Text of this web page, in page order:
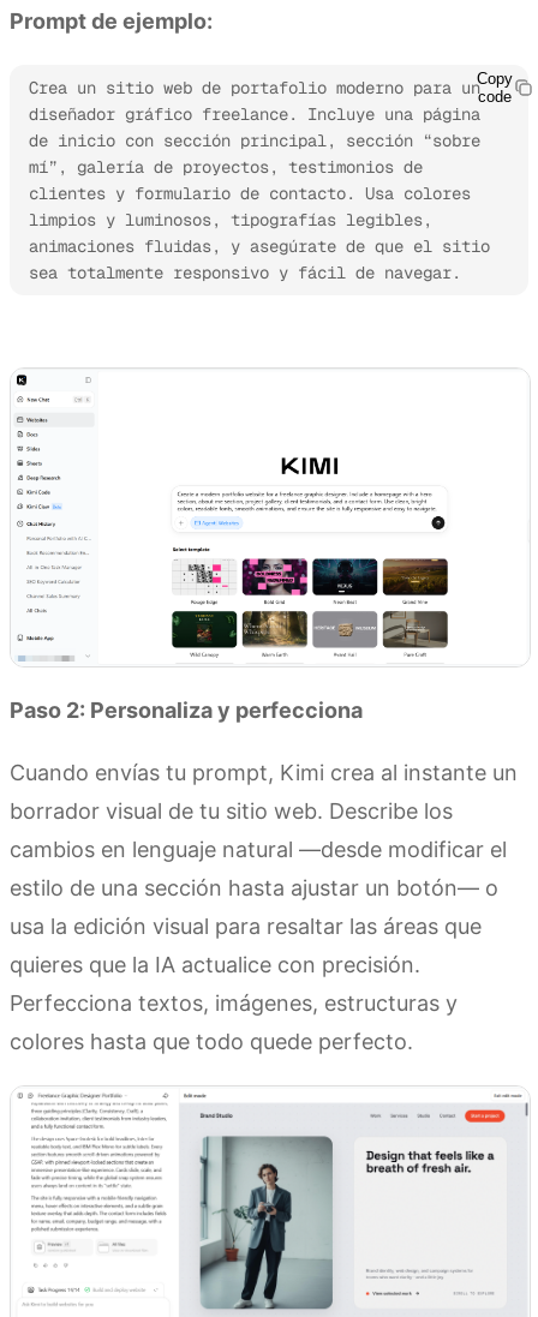
Prompt de ejemplo:
Crea un sitio web de portafolio moderno para un
diseñador gráfico freelance. Incluye una página
de inicio con sección principal, sección “sobre
mí”, galería de proyectos, testimonios de
clientes y formulario de contacto. Usa colores
limpios y luminosos, tipografías legibles,
animaciones fluidas, y asegúrate de que el sitio
sea totalmente responsivo y fácil de navegar.
Copy
code
Paso 2: Personaliza y perfecciona
Cuando envías tu prompt, Kimi crea al instante un
borrador visual de tu sitio web. Describe los
cambios en lenguaje natural —desde modificar el
estilo de una sección hasta ajustar un botón— o
usa la edición visual para resaltar las áreas que
quieres que la IA actualice con precisión.
Perfecciona textos, imágenes, estructuras y
colores hasta que todo quede perfecto.